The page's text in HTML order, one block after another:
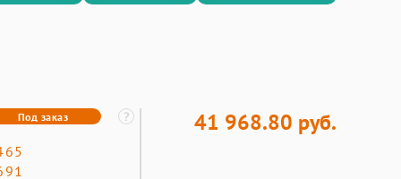
Под заказ 41 968.80 руб.